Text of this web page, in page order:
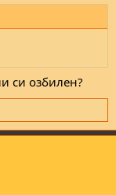
си озбилен?